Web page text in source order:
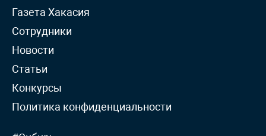
Газета Хакасия
Сотрудники
Новости
Статьи
Конкурсы
Политика конфиденциальности